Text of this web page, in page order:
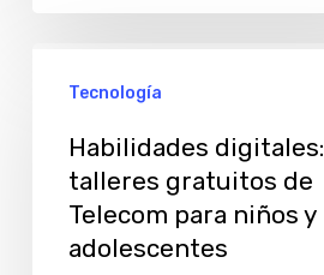
digitales:
talleres
gratuitos
Telecom
Tecnología
Habilidades digitales:
talleres gratuitos de
Telecom para niños y
adolescentes